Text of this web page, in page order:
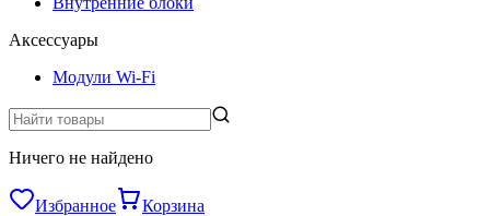
Аксессуары
Модули Wi-Fi
Ничего не найдено
Избранное Корзина